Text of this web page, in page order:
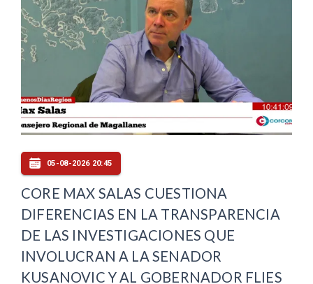
05-08-2026 20:45
CORE MAX SALAS CUESTIONA
DIFERENCIAS EN LA TRANSPARENCIA
DE LAS INVESTIGACIONES QUE
INVOLUCRAN A LA SENADOR
KUSANOVIC Y AL GOBERNADOR FLIES